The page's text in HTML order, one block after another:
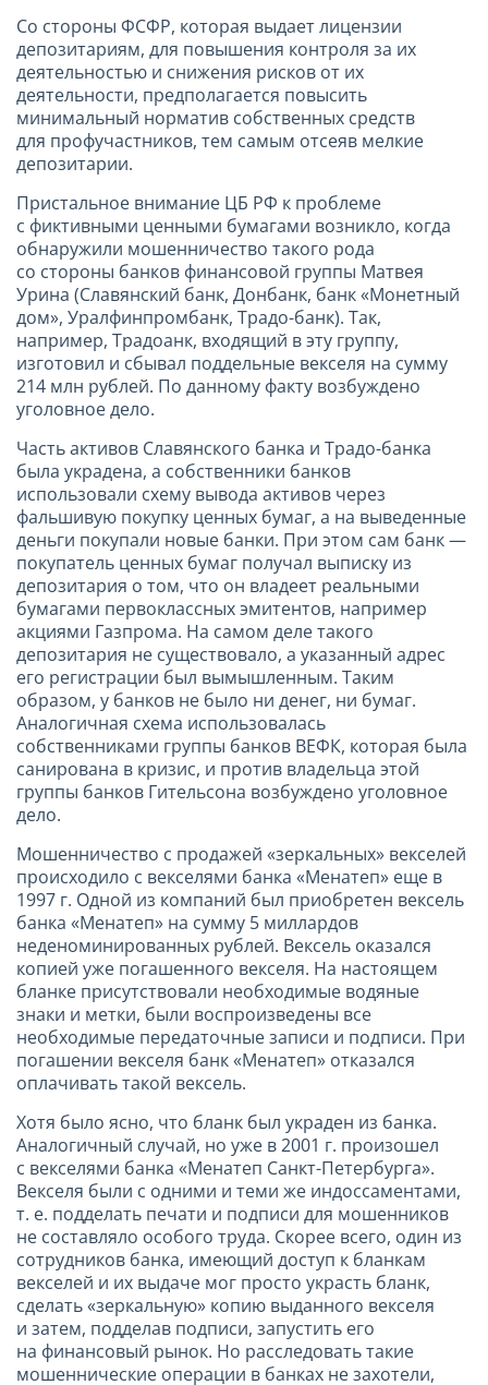
Со стороны ФСФР, которая выдает лицензии
депозитариям, для повышения контроля за их
деятельностью и снижения рисков от их
деятельности, предполагается повысить
минимальный норматив собственных средств
для профучастников, тем самым отсеяв мелкие
депозитарии.
Пристальное внимание ЦБ РФ к проблеме
с фиктивными ценными бумагами возникло, когда
обнаружили мошенничество такого рода
со стороны банков финансовой группы Матвея
Урина (Славянский банк, Донбанк, банк «Монетный
дом», Уралфинпромбанк, Традо-банк). Так,
например, Традоанк, входящий в эту группу,
изготовил и сбывал поддельные векселя на сумму
214 млн рублей. По данному факту возбуждено
уголовное дело.
Часть активов Славянского банка и Традо-банка
была украдена, а собственники банков
использовали схему вывода активов через
фальшивую покупку ценных бумаг, а на выведенные
деньги покупали новые банки. При этом сам банк —
покупатель ценных бумаг получал выписку из
депозитария о том, что он владеет реальными
бумагами первоклассных эмитентов, например
акциями Газпрома. На самом деле такого
депозитария не существовало, а указанный адрес
его регистрации был вымышленным. Таким
образом, у банков не было ни денег, ни бумаг.
Аналогичная схема использовалась
собственниками группы банков ВЕФК, которая была
санирована в кризис, и против владельца этой
группы банков Гительсона возбуждено уголовное
дело.
Мошенничество с продажей «зеркальных» векселей
происходило с векселями банка «Менатеп» еще в
1997 г. Одной из компаний был приобретен вексель
банка «Менатеп» на сумму 5 миллардов
неденоминированных рублей. Вексель оказался
копией уже погашенного векселя. На настоящем
бланке присутствовали необходимые водяные
знаки и метки, были воспроизведены все
необходимые передаточные записи и подписи. При
погашении векселя банк «Менатеп» отказался
оплачивать такой вексель.
Хотя было ясно, что бланк был украден из банка.
Аналогичный случай, но уже в2001 г. произошел
с векселями банка «Менатеп Санкт-Петербурга».
Векселя были с одними и теми же индоссаментами,
т. е. подделать печати и подписи для мошенников
не составляло особого труда. Скорее всего, один из
сотрудников банка, имеющий доступ к бланкам
векселей и их выдаче мог просто украсть бланк,
сделать «зеркальную» копию выданного векселя
и затем, подделав подписи, запустить его
на финансовый рынок. Но расследовать такие
мошеннические операции в банках не захотели,